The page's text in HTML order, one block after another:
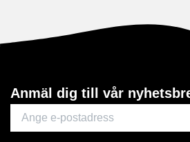
Anmäl dig till vår